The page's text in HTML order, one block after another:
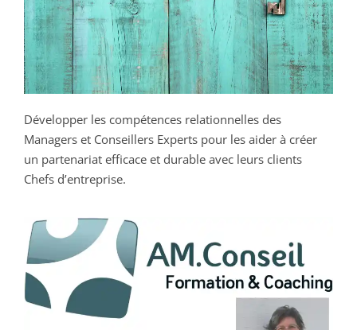
Développer les compétences relationnelles des
Managers et Conseillers Experts pour les aider à créer
un partenariat efficace et durable avec leurs clients
Chefs d’entreprise.